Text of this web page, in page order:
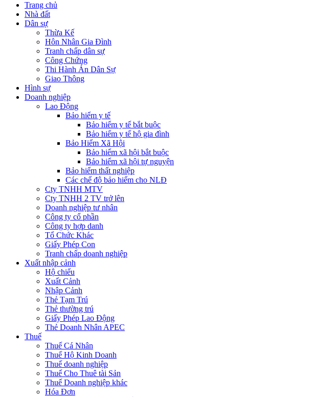
Trang chủ
Nhà đất
Dân sự
Thừa Kế
Hôn Nhân Gia Đình
Tranh chấp dân sự
Công Chứng
Thi Hành Án Dân Sự
Giao Thông
Hình sự
Doanh nghiệp
Lao Động
Bảo hiểm y tế
Bảo hiểm y tế bắt buộc
Bảo hiểm y tế hộ gia đình
Bảo Hiểm Xã Hội
Bảo hiểm xã hội bắt buộc
Bảo hiểm xã hội tự nguyện
Bảo hiểm thất nghiệp
Các chế độ bảo hiểm cho NLĐ
Cty TNHH MTV
Cty TNHH 2 TV trở lên
Doanh nghiệp tư nhân
Công ty cổ phần
Công ty hợp danh
Tổ Chức Khác
Giấy Phép Con
Tranh chấp doanh nghiệp
Xuất nhập cảnh
Hộ chiếu
Xuất Cảnh
Nhập Cảnh
Thẻ Tạm Trú
Thẻ thường trú
Giấy Phép Lao Động
Thẻ Doanh Nhân APEC
Thuế
Thuế Cá Nhân
Thuế Hộ Kinh Doanh
Thuế doanh nghiệp
Thuế Cho Thuê tài Sản
Thuế Doanh nghiệp khác
Hóa Đơn